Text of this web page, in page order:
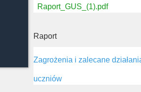
Raport_GUS_(1).pdf
Raport
Zagrożenia i zalecane
uczniów